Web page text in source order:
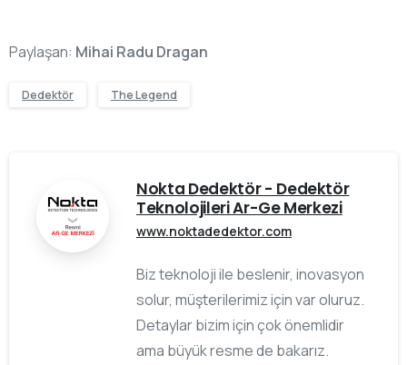
Paylaşan: Mihai Radu Dragan
Dedektör The Legend
Nokta Dedektör - Dedektör
Teknolojileri Ar-Ge Merkezi
www.noktadedektor.com
Biz teknoloji ile beslenir, inovasyon
solur, müşterilerimiz için var oluruz.
Detaylar bizim için çok önemlidir
ama büyük resme de bakarız.